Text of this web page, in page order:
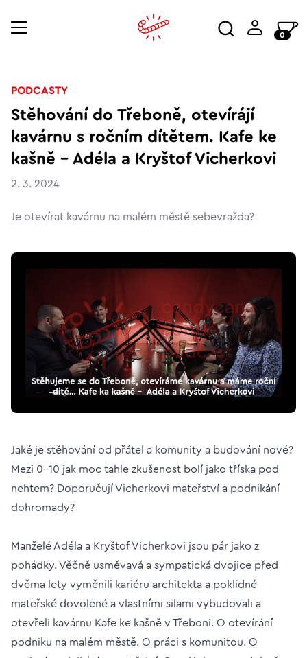
0
PODCASTY
Stěhování do Třeboně, otevírájí
kavárnu s ročním dítětem. Kafe ke
kašně - Adéla a Kryštof Vicherkovi
2. 3. 2024
Je otevírat kavárnu na malém městě sebevražda?
Jaké je stěhování od přátel a komunity a budování nové?
Mezi 0-10 jak moc tahle zkušenost bolí jako tříska pod
nehtem? Doporučují Vicherkovi mateřství a podnikání
dohromady?
Manželé Adéla a Kryštof Vicherkovi jsou pár jako z
pohádky. Věčně usměvavá a sympatická dvojice před
dvěma lety vyměnili kariéru architekta a poklidné
mateřské dovolené a vlastními silami vybudovali a
otevřeli kavárnu Kafe ke kašně v Třeboni. O otevírání
podniku na malém městě. O práci s komunitou. O